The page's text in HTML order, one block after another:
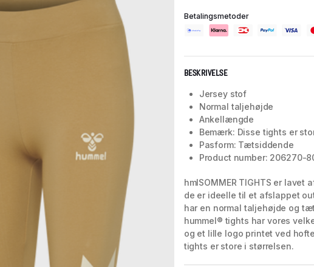
Betalingsmetoder
BESKRIVELSE
Jersey stof
Normal taljehøjde
Ankellængde
Bemærk: Disse tights er
Pasform: Tætsiddende
Product number: 206270-
hmlSOMMER TIGHTS er lavet
de er ideelle til et afslappet
har en normal taljehøjde og
hummel® tights har vores
og et lille logo printet ved
tights er store i størrelsen.